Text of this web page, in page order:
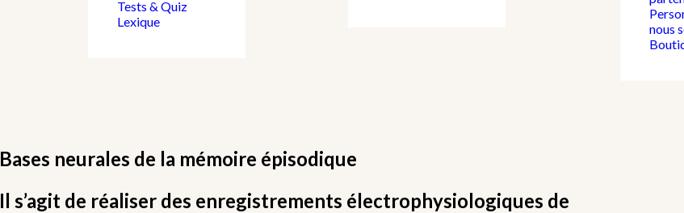
Tests & Quiz
Lexique
nous
Bases neurales de la mémoire épisodique
Il s’agit de réaliser des enregistrements électrophysiologiques de